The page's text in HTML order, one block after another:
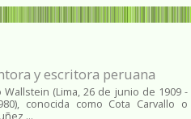
y escritora peruana
Wallstein (Lima, 26 de junio de 1909 -
conocida como Cota Carvallo o